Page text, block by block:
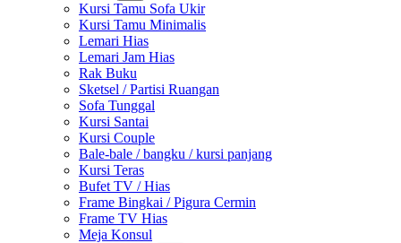
Kursi Tamu Sofa Ukir
Kursi Tamu Minimalis
Lemari Hias
Lemari Jam Hias
Rak Buku
Sketsel / Partisi Ruangan
Sofa Tunggal
Kursi Santai
Kursi Couple
Bale-bale / bangku / kursi panjang
Kursi Teras
Bufet TV / Hias
Frame Bingkai / Pigura Cermin
Frame TV Hias
Meja Konsul